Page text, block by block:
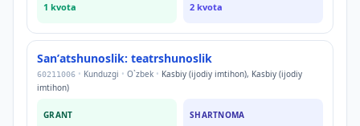
1 kvota 2 kvota
Sanʼatshunoslik: teatrshunoslik
60211006 • Kunduzgi • O`zbek • Kasbiy (ijodiy imtihon), Kasbiy (ijodiy
imtihon)
GRANT SHARTNOMA